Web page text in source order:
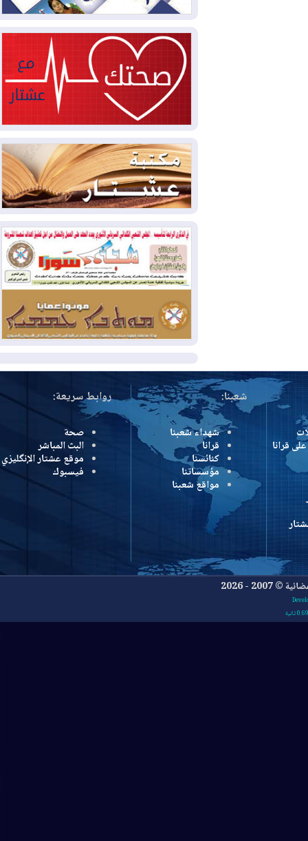
2026-08-03كوبا تغرق في الظلام مجددا
2026-08-03
أوامر بإجلاء 60 ألف شخص
بسبب الحرائق في ولاية واشنطن
2026-08-02
مشروع "حسابي" يُمهل
الموظفين حتى نهاية أغسطس لاستلام
بطاقاتهم المصرفية
2026-08-02دمشق وعمّان تحذران بغداد:
أي هجوم من أراضي العراق سيواجه برد
2026-08-02ترامب: الولايات المتحدة
وإسرائيل تعلقان شن ضربات على إيران
2026-08-01
تقرير: الولايات المتحدة تسحب
منظومة باتريوت الدفاعية من أربيل
2026-08-01
النفط: اتفاقية ثلاثية لاستئناف
التصدير عبر جيهان بطاقة 750 ألف برميل
يومياً
المزيد
شعبنا:
شهداء شعبنا
قرانا
كنائسنا
مؤسساتنا
مواقع شعبنا
روابط سريعة:
صحة
البث المباشر
موقع عشتار الإنگليزي
فيسبوك
2026